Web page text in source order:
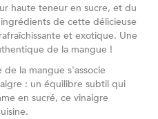
haute teneur en sucre, et du
de cette délicieuse
et exotique. Une
de la mangue !
de la mangue s'associe
: un équilibre subtil qui
en sucré, ce vinaigre